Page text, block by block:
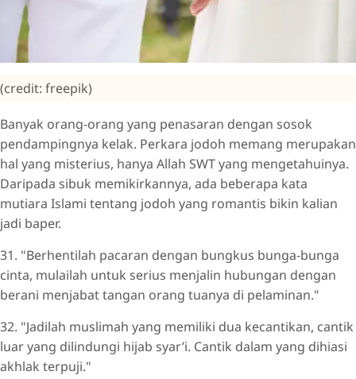
(credit: freepik)
Banyak orang-orang yang penasaran dengan sosok
pendampingnya kelak. Perkara jodoh memang merupakan
hal yang misterius, hanya Allah SWT yang mengetahuinya.
Daripada sibuk memikirkannya, ada beberapa kata
mutiara Islami tentang jodoh yang romantis bikin kalian
jadi baper.
31. "Berhentilah pacaran dengan bungkus bunga-bunga
cinta, mulailah untuk serius menjalin hubungan dengan
berani menjabat tangan orang tuanya di pelaminan."
32. "Jadilah muslimah yang memiliki dua kecantikan, cantik
luar yang dilindungi hijab syar’i. Cantik dalam yang dihiasi
akhlak terpuji."